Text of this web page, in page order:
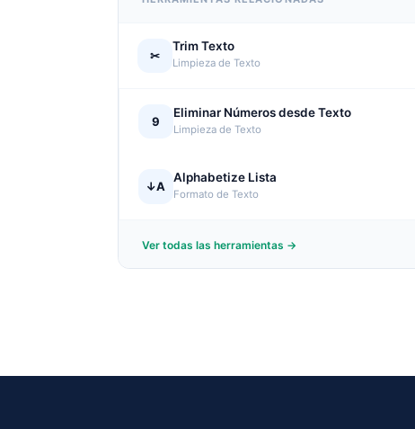
✂
Trim Texto
Limpieza de Texto
9
Eliminar Números desde Texto
Limpieza de Texto
↓A
Alphabetize Lista
Formato de Texto
Ver todas las herramientas →